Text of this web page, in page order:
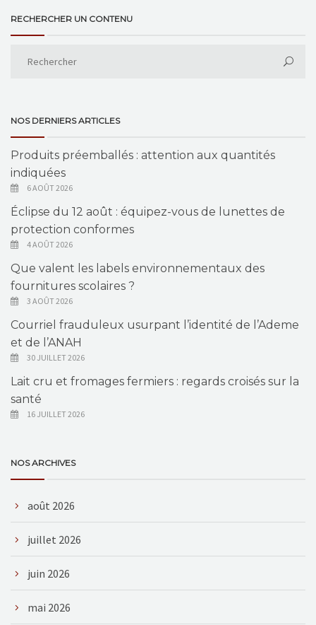
RECHERCHER UN CONTENU
NOS DERNIERS ARTICLES
Produits préemballés : attention aux quantités
indiquées
6 AOÛT 2026
Éclipse du 12 août : équipez-vous de lunettes de
protection conformes
4 AOÛT 2026
Que valent les labels environnementaux des
fournitures scolaires ?
3 AOÛT 2026
Courriel frauduleux usurpant l’identité de l’Ademe
et de l’ANAH
30 JUILLET 2026
Lait cru et fromages fermiers : regards croisés sur la
santé
16 JUILLET 2026
NOS ARCHIVES
août 2026
juillet 2026
juin 2026
mai 2026